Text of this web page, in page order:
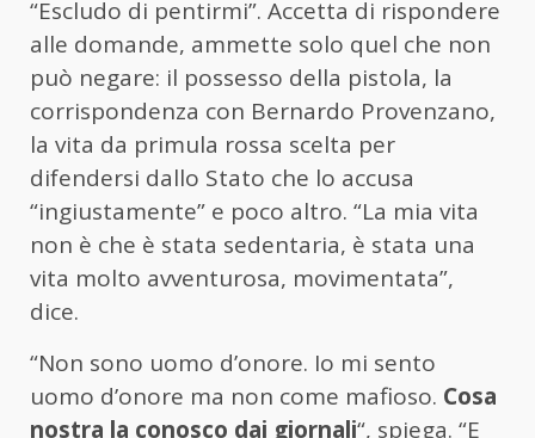
“Escludo di pentirmi”. Accetta di rispondere
alle domande, ammette solo quel che non
può negare: il possesso della pistola, la
corrispondenza con Bernardo Provenzano,
la vita da primula rossa scelta per
difendersi dallo Stato che lo accusa
“ingiustamente” e poco altro. “La mia vita
non è che è stata sedentaria, è stata una
vita molto avventurosa, movimentata”,
dice.
“Non sono uomo d’onore. Io mi sento
uomo d’onore ma non come mafioso. Cosa
nostra la conosco dai giornali“, spiega. “E